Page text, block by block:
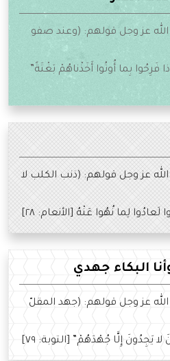
عز وجل قولهم: (وعند صفو
فَرِحُوا بِما أُوتُوا أَخَذْناهُمْ بَغْتَةً”
عز وجل قولهم: (ذنب الكلب لا
لِما نُهُوا عَنْهُ [الأنعام: ٢٨]
البكاء جهدي
عز وجل قولهم: (جهد المقلّ
يَجِدُونَ إِلَّا جُهْدَهُمْ” [التوبة: ٧٩]